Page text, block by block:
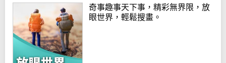
奇事趣事天下事，精彩無界限，放
眼世界，輕鬆搜畫。